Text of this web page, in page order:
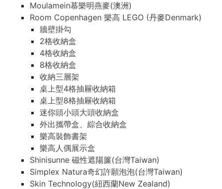
Moulamein慕樂明燕麥(澳洲)
Room Copenhagen 樂高 LEGO (丹麥Denmark)
牆壁掛勾
2格收納盒
4格收納盒
8格收納盒
收納三層架
桌上型4格抽屜收納箱
桌上型8格抽屜收納箱
迷你頭小頭大頭收納盒
外出攜帶盒、綜合收納盒
樂高裝飾書架
樂高人偶展示盒
Shinisunne 磁性遮陽簾(台灣Taiwan)
Simplex Natura奇幻許願泡泡(台灣Taiwan)
Skin Technology(紐西蘭New Zealand)